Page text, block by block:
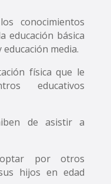
conocimientos
educación básica
media.
física que le
educativos
de asistir a
por otros
hijos en edad